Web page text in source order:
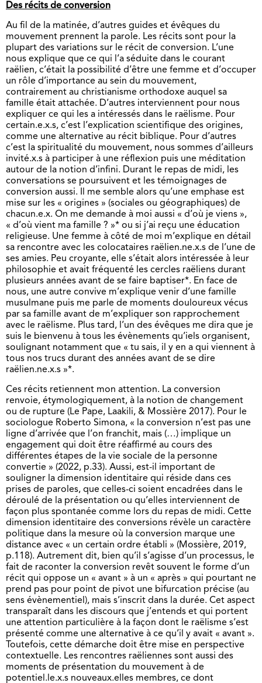
Des récits de conversion
Au fil de la matinée, d’autres guides et évêques du
mouvement prennent la parole. Les récits sont pour la
plupart des variations sur le récit de conversion. L’une
nous explique que ce qui l’a séduite dans le courant
raëlien, c’était la possibilité d’être une femme et d’occuper
un rôle d’importance au sein du mouvement,
contrairement au christianisme orthodoxe auquel sa
famille était attachée. D’autres interviennent pour nous
expliquer ce qui les a intéressés dans le raëlisme. Pour
certain.e.x.s, c’est l’explication scientifique des origines,
comme une alternative au récit biblique. Pour d’autres
c’est la spiritualité du mouvement, nous sommes d’ailleurs
invité.x.s à participer à une réflexion puis une méditation
autour de la notion d’infini. Durant le repas de midi, les
conversations se poursuivent et les témoignages de
conversion aussi. Il me semble alors qu’une emphase est
mise sur les « origines » (sociales ou géographiques) de
chacun.e.x. On me demande à moi aussi « d’où je viens »,
« d’où vient ma famille ? »* ou si j’ai reçu une éducation
religieuse. Une femme à côté de moi m’explique en détail
sa rencontre avec les colocataires raëlien.ne.x.s de l’une de
ses amies. Peu croyante, elle s’était alors intéressée à leur
philosophie et avait fréquenté les cercles raëliens durant
plusieurs années avant de se faire baptiser*. En face de
nous, une autre convive m’explique venir d’une famille
musulmane puis me parle de moments douloureux vécus
par sa famille avant de m’expliquer son rapprochement
avec le raëlisme. Plus tard, l’un des évêques me dira que je
suis le bienvenu à tous les évènements qu’iels organisent,
soulignant notamment que « tu sais, il y en a qui viennent à
tous nos trucs durant des années avant de se dire
raëlien.ne.x.s »*.
Ces récits retiennent mon attention. La conversion
renvoie, étymologiquement, à la notion de changement
ou de rupture (Le Pape, Laakili, & Mossière 2017). Pour le
sociologue Roberto Simona, « la conversion n’est pas une
ligne d’arrivée que l’on franchit, mais (…) implique un
engagement qui doit être réaffirmé au cours des
différentes étapes de la vie sociale de la personne
convertie » (2022, p.33). Aussi, est-il important de
souligner la dimension identitaire qui réside dans ces
prises de paroles, que celles-ci soient encadrées dans le
déroulé de la présentation ou qu’elles interviennent de
façon plus spontanée comme lors du repas de midi. Cette
dimension identitaire des conversions révèle un caractère
politique dans la mesure où la conversion marque une
distance avec « un certain ordre établi » (Mossière, 2019,
p.118). Autrement dit, bien qu’il s’agisse d’un processus, le
fait de raconter la conversion revêt souvent le forme d’un
récit qui oppose un « avant » à un « après » qui pourtant ne
prend pas pour point de pivot une bifurcation précise (au
sens évènementiel), mais s’inscrit dans la durée. Cet aspect
transparaît dans les discours que j’entends et qui portent
une attention particulière à la façon dont le raëlisme s’est
présenté comme une alternative à ce qu’il y avait « avant ».
Toutefois, cette démarche doit être mise en perspective
contextuelle. Les rencontres raëliennes sont aussi des
moments de présentation du mouvement à de
potentiel.le.x.s nouveaux.elles membres, ce dont